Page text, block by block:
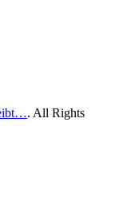
. All Rights